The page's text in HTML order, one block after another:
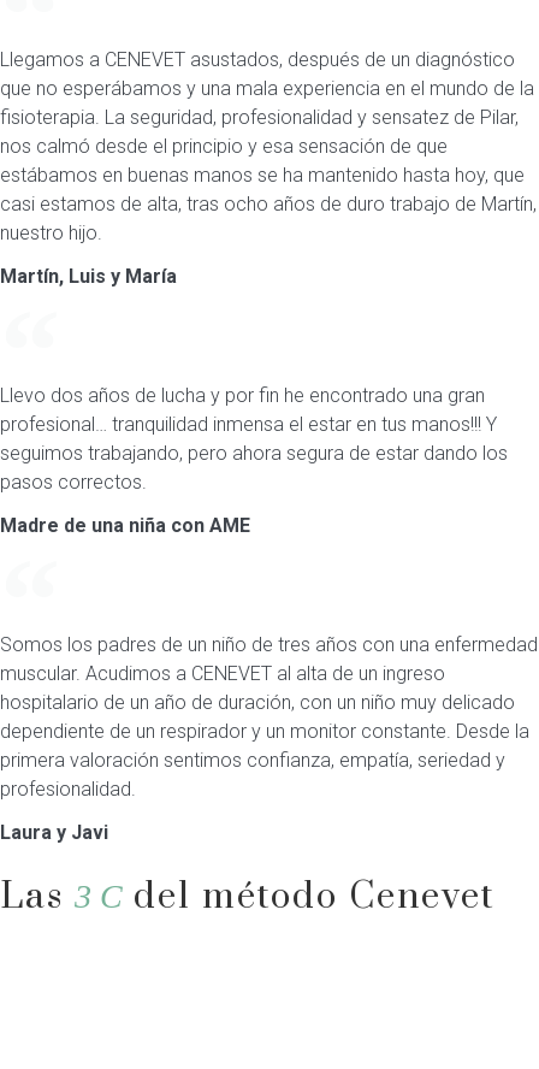
Llegamos a CENEVET asustados, después de un diagnóstico
que no esperábamos y una mala experiencia en el mundo de la
fisioterapia. La seguridad, profesionalidad y sensatez de Pilar,
nos calmó desde el principio y esa sensación de que
estábamos en buenas manos se ha mantenido hasta hoy, que
casi estamos de alta, tras ocho años de duro trabajo de Martín,
nuestro hijo.
Martín, Luis y María
Llevo dos años de lucha y por fin he encontrado una gran
profesional… tranquilidad inmensa el estar en tus manos!!! Y
seguimos trabajando, pero ahora segura de estar dando los
pasos correctos.
Madre de una niña con AME
Somos los padres de un niño de tres años con una enfermedad
muscular. Acudimos a CENEVET al alta de un ingreso
hospitalario de un año de duración, con un niño muy delicado
dependiente de un respirador y un monitor constante. Desde la
primera valoración sentimos confianza, empatía, seriedad y
profesionalidad.
Laura y Javi
Las 3 C del método Cenevet